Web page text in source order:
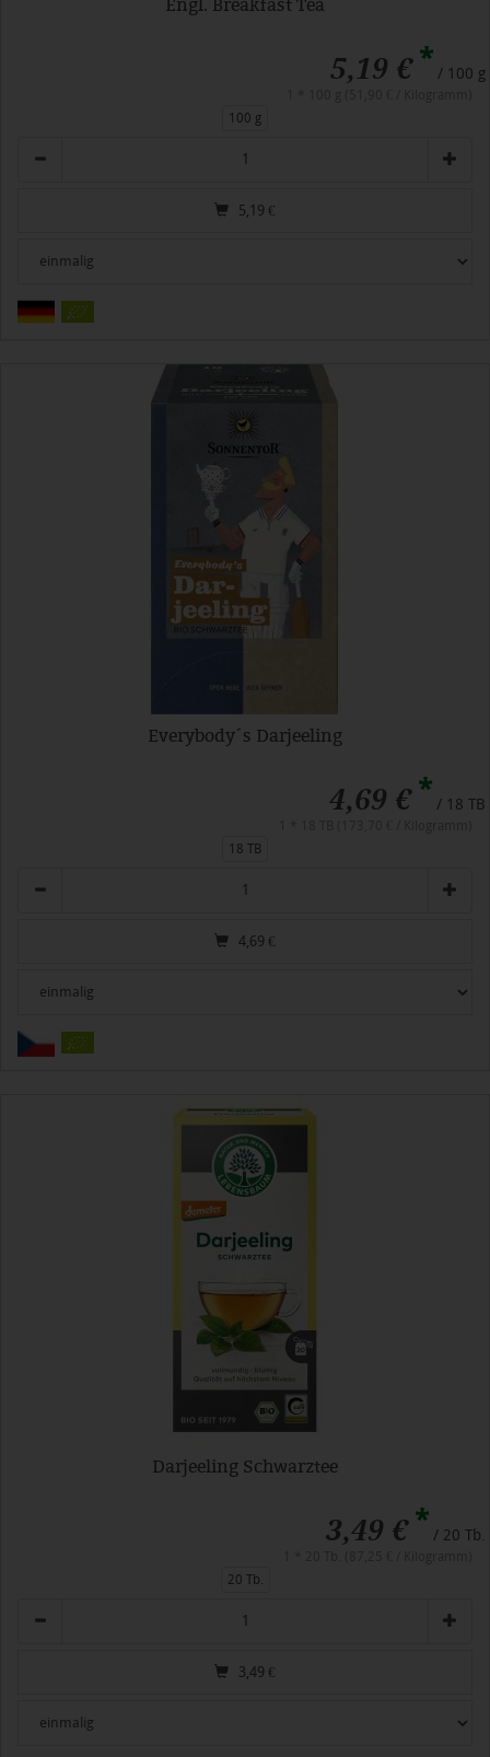
Engl. Breakfast Tea
5,19 €* / 100 g
100 g
5,19 €
Everybody´s Darjeeling
4,69 €* / 18 TB
18 TB
4,69 €
Darjeeling Schwarztee
3,49 €* / 20 Tb.
20 Tb.
3,49 €